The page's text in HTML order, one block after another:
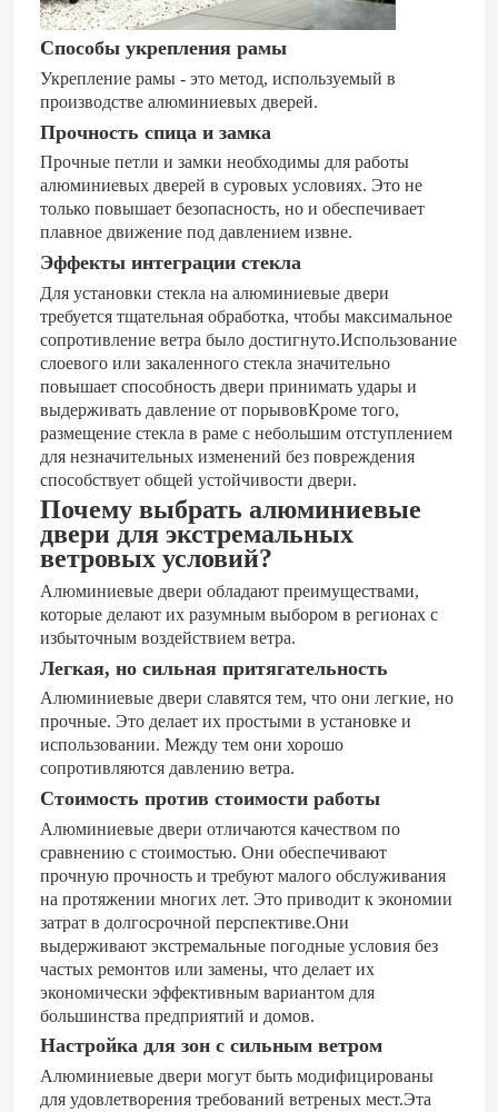
алюминиевая дверь
алюминиевое окно
Алюминиевая солнечная комната
ненесущая стена
Способы укрепления рамы
Укрепление рамы - это метод, используемый в
производстве алюминиевых дверей.
Прочность спица и замка
Прочные петли и замки необходимы для работы
алюминиевых дверей в суровых условиях. Это не
только повышает безопасность, но и обеспечивает
плавное движение под давлением извне.
Эффекты интеграции стекла
Для установки стекла на алюминиевые двери
требуется тщательная обработка, чтобы максимальное
сопротивление ветра было достигнуто.Использование
слоевого или закаленного стекла значительно
повышает способность двери принимать удары и
выдерживать давление от порывовКроме того,
размещение стекла в раме с небольшим отступлением
для незначительных изменений без повреждения
способствует общей устойчивости двери.
Почему выбрать алюминиевые
двери для экстремальных
ветровых условий?
Алюминиевые двери обладают преимуществами,
которые делают их разумным выбором в регионах с
избыточным воздействием ветра.
Легкая, но сильная притягательность
Алюминиевые двери славятся тем, что они легкие, но
прочные. Это делает их простыми в установке и
использовании. Между тем они хорошо
сопротивляются давлению ветра.
Стоимость против стоимости работы
Алюминиевые двери отличаются качеством по
сравнению с стоимостью. Они обеспечивают
прочную прочность и требуют малого обслуживания
на протяжении многих лет. Это приводит к экономии
затрат в долгосрочной перспективе.Они
выдерживают экстремальные погодные условия без
частых ремонтов или замены, что делает их
экономически эффективным вариантом для
большинства предприятий и домов.
Настройка для зон с сильным ветром
Алюминиевые двери могут быть модифицированы
для удовлетворения требований ветреных мест.Эта